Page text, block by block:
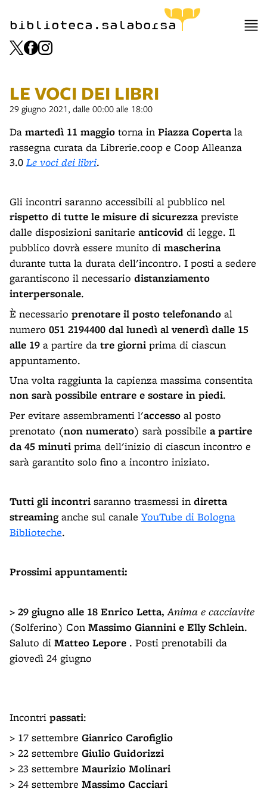
biblioteca.salaborsa
LE VOCI DEI LIBRI
29 giugno 2021, dalle 00:00 alle 18:00
Da martedì 11 maggio torna in Piazza Copertala
rassegna curata da Librerie.coop e Coop Alleanza
3.0 Le voci dei libri.
Gli incontri saranno accessibili al pubblico nel
rispetto di tutte le misure di sicurezzapreviste
dalle disposizioni sanitarie anticovid di legge. Il
pubblico dovrà essere munito di mascherina
durante tutta la durata dell'incontro. I posti a sedere
garantiscono il necessario distanziamento
interpersonale.
È necessario prenotare il posto telefonando al
numero 051 2194400 dal lunedì al venerdì dalle 15
alle 19 a partire da tre giorni prima di ciascun
appuntamento.
Una volta raggiunta la capienza massima consentita
non sarà possibile entrare e sostare in piedi.
Per evitare assembramenti l'accesso al posto
prenotato (non numerato) sarà possibile a partire
da 45 minuti prima dell'inizio di ciascun incontro e
sarà garantito solo fino a incontro iniziato.
Tutti gli incontri saranno trasmessi in diretta
streaminganche sul canaleYouTube di Bologna
Biblioteche.
Prossimi appuntamenti:
> 29 giugno alle 18 Enrico Letta,Anima e cacciavite
(Solferino) Con Massimo Giannini e Elly Schlein.
Saluto di Matteo Lepore . Posti prenotabili da
giovedì 24 giugno
Incontri passati:
> 17 settembre Gianrico Carofiglio
> 22 settembre Giulio Guidorizzi
> 23 settembre Maurizio Molinari
> 24 settembre Massimo Cacciari